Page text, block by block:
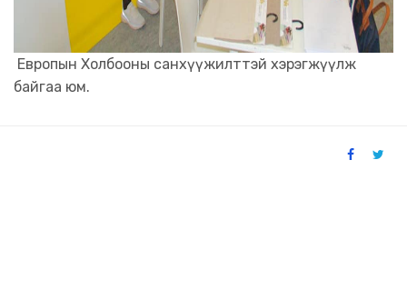
Европын Холбооны санхүүжилттэй хэрэгжүүлж
байгаа юм.